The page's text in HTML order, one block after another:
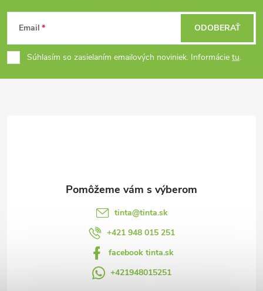
Z
á
p
Email
Súhlasím so zasielaním emailových noviniek. Informácie tu.
ODOBERAŤ
tinta@tinta.sk
+421 948 015 251
facebook tinta.sk
+421948015251